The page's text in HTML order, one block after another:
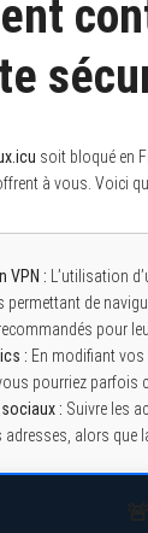
soit bloqué en
à vous. Voici
VPN : L’utilisation
permettant de
pour
: En modifiant vos
pourriez parfois
: Suivre les
adresses, alors que
S
h
f
o
: